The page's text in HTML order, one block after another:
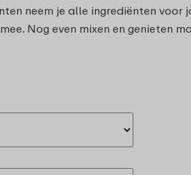
neem je alle ingrediënten voor
Nog even mixen en genieten